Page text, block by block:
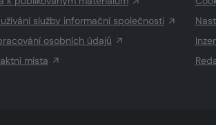
služby informační společnosti
osobních údajů
místa